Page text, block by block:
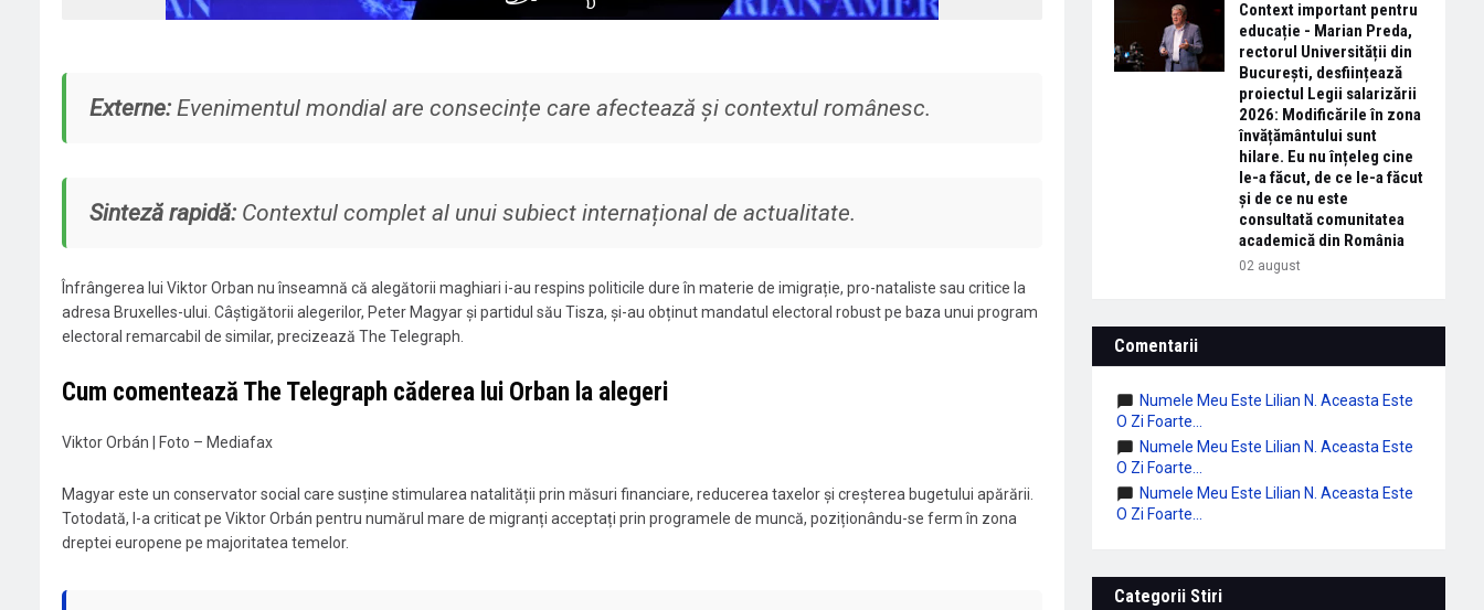
Externe:Evenimentul mondial are consecințe care afectează și contextul românesc.
Sinteză rapidă:Contextul complet al unui subiect internațional de actualitate.
Înfrângerea lui Viktor Orban nu înseamnă că alegătorii maghiari i-au respins politicile dure în materie de imigrație, pro-nataliste sau critice la
adresa Bruxelles-ului. Câștigătorii alegerilor, Peter Magyar și partidul său Tisza, și-au obținut mandatul electoral robust pe baza unui program
electoral remarcabil de similar, precizează The Telegraph
Cum comentează The Telegraph căderea lui Orban la alegeri
Viktor Orbán | Foto – Mediafax
Magyar este un conservator social care susține stimularea natalității prin măsuri financiare, reducerea taxelor și creșterea bugetului apărării.
Totodată, l-a criticat pe Viktor Orbán pentru numărul mare de migranți acceptați prin programele de muncă, poziționându-se ferm în zona
dreptei europene pe majoritatea temelor.
Context important pentru
educație - Marian Preda,
rectorul Universității din
București, desființează
proiectul Legii salarizării
2026: Modificările în zona
învățământului sunt
hilare. Eu nu înțeleg cine
le-a făcut, de ce le-a făcut
și de ce nu este
consultată comunitatea
academică din România
02 august
Comentarii
Numele Meu Este Lilian N. Aceasta Este
O Zi Foarte...
Numele Meu Este Lilian N. Aceasta Este
O Zi Foarte...
Numele Meu Este Lilian N. Aceasta Este
O Zi Foarte...
Categorii Stiri